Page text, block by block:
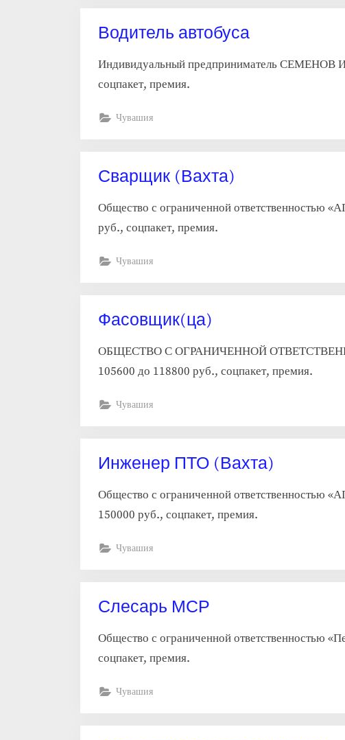
Водитель автобуса
Индивидуальный предприниматель СЕМЕНОВ
соцпакет, премия.
Чувашия
Сварщик (Вахта)
Общество с ограниченной ответственностью
руб., соцпакет, премия.
Чувашия
Фасовщик(ца)
ОБЩЕСТВО С ОГРАНИЧЕННОЙ
105600 до 118800 руб., соцпакет, премия.
Чувашия
Инженер ПТО (Вахта)
Общество с ограниченной ответственностью
150000 руб., соцпакет, премия.
Чувашия
Слесарь МСР
Общество с ограниченной ответственностью
соцпакет, премия.
Чувашия